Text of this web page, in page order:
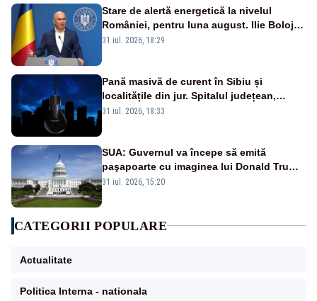
Stare de alertă energetică la nivelul
României, pentru luna august. Ilie Bolojan
a anunțat importuri și posibile restricții –
31 iul. 2026, 18:29
Pană masivă de curent în Sibiu și
localitățile din jur. Spitalul județean,
semafoarele, rețelele de telefonie, grav
31 iul. 2026, 18:33
SUA: Guvernul va începe să emită
paşapoarte cu imaginea lui Donald Trump
începând cu 8 august
31 iul. 2026, 15:20
CATEGORII POPULARE
Actualitate
Politica Interna - nationala